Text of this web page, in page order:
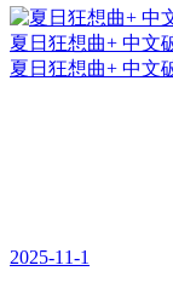
夏日狂想曲+ 中文
夏日狂想曲+ 中文
2025-11-1